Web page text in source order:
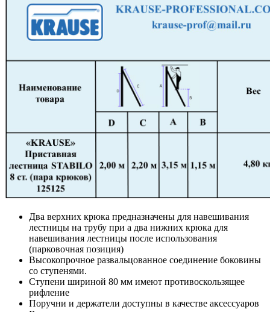
Два верхних крюка предназначены для навешивания
лестницы на трубу при а два нижних крюка для
навешивания лестницы после использования
(парковочная позиция)
Высокопрочное развальцованное соединение боковины
со ступенями.
Ступени шириной 80 мм имеют противоскользящее
рифление
Поручни и держатели доступны в качестве аксессуаров